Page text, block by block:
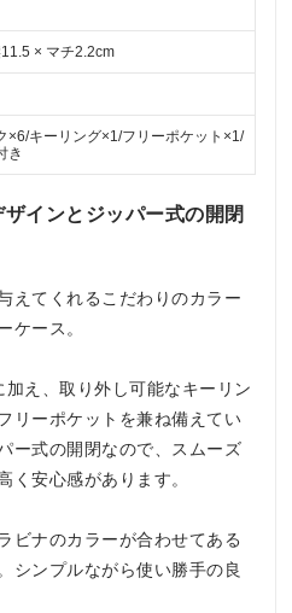
× マチ2.2cm
×6/キーリング×1/フリーポケット×1/
き
インとジッパー式の開閉
えてくれるこだわりのカラー
ケース。
え、取り外し可能なキーリン
リーポケットを兼ね備えてい
ー式の開閉なので、スムーズ
く安心感があります。
ビナのカラーが合わせてある
シンプルながら使い勝手の良